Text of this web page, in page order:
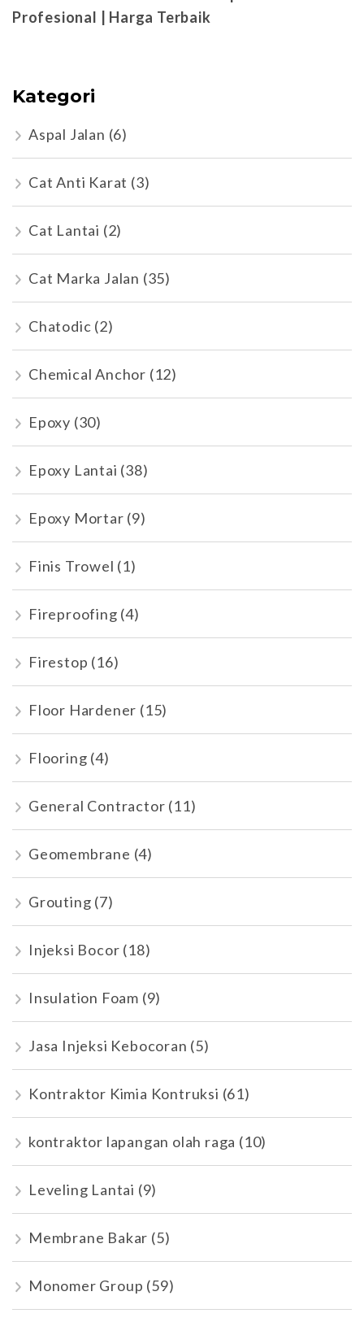
Profesional | Harga Terbaik
Kategori
Aspal Jalan (6)
Cat Anti Karat (3)
Cat Lantai (2)
Cat Marka Jalan (35)
Chatodic (2)
Chemical Anchor (12)
Epoxy (30)
Epoxy Lantai (38)
Epoxy Mortar (9)
Finis Trowel (1)
Fireproofing (4)
Firestop (16)
Floor Hardener (15)
Flooring (4)
General Contractor (11)
Geomembrane (4)
Grouting (7)
Injeksi Bocor (18)
Insulation Foam (9)
Jasa Injeksi Kebocoran (5)
Kontraktor Kimia Kontruksi (61)
kontraktor lapangan olah raga (10)
Leveling Lantai (9)
Membrane Bakar (5)
Monomer Group (59)